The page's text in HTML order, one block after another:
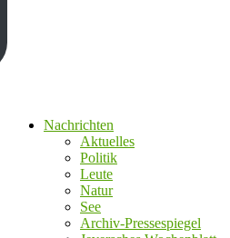
Nachrichten
Aktuelles
Politik
Leute
Natur
See
Archiv-Pressespiegel